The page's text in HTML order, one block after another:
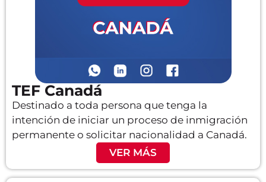
TEF Canadá
Destinado a toda persona que tenga la
intención de iniciar un proceso de inmigración
permanente o solicitar nacionalidad a Canadá.
VER MÁS